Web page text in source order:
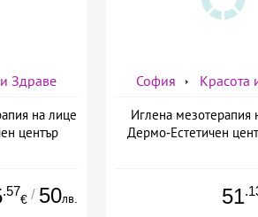
Здраве
на лице
център
.57
€ / 50лв.
София Красота
Иглена мезотерапия
Дермо-Естетичен
51